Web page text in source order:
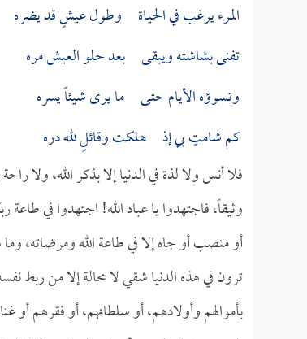
المرء يرغب في الحيـاة وطول عيشٍ قد يضره
تفنى بشاشته ويبقـى بعد حلو العيش مره
وتسوؤه الأيام حتـى ما يرى شيئاً يسره
كم شامتٍ بي إذ هلكت وقائلٍ لله دره
فلا أنس ولا لذة في الدنيا إلا بذكر الله، ولا
وثيقاً، فاجتهدوا يا عباد الله! اجتهدوا في
أو منصب أو جاه إلا في طاعة الله
ترون في هذه الدنيا شقي لا محالة إلا من ربط
بأموالهم وأولادهم، أو سلطانهم، أو فقرهم